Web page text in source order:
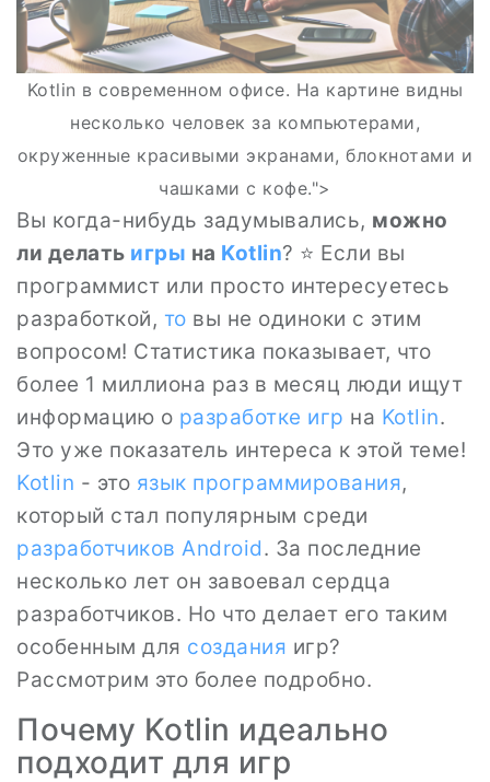
Kotlin в современном офисе. На картине видны
несколько человек за компьютерами,
окруженные красивыми экранами, блокнотами и
чашками с кофе.">
Вы когда-нибудь задумывались, можно
ли делать игры на Kotlin? ⭐ Если вы
программист или просто интересуетесь
разработкой, то вы не одиноки с этим
вопросом! Статистика показывает, что
более 1 миллиона раз в месяц люди ищут
информацию о разработке игр на Kotlin.
Это уже показатель интереса к этой теме!
Kotlin - это язык программирования,
который стал популярным среди
разработчиков Android. За последние
несколько лет он завоевал сердца
разработчиков. Но что делает его таким
особенным для создания игр?
Рассмотрим это более подробно.
Почему Kotlin идеально
подходит для игр